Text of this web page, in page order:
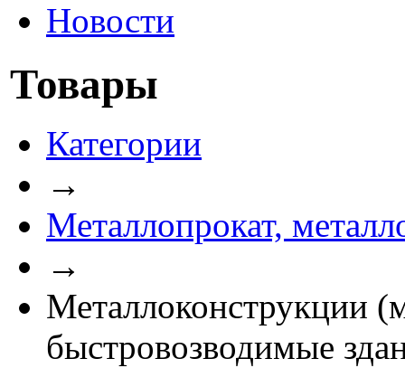
Новости
Товары
Категории
→
Металлопрокат,
→
Металлоконструкции
быстровозводимые